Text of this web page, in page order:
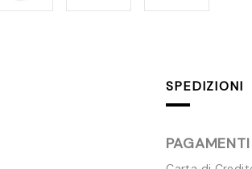
SPEDIZIONI